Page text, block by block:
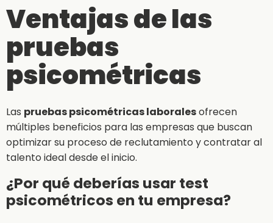
Ventajas de las
pruebas
psicométricas
Las pruebas psicométricas laboralesofrecen
múltiples beneficios para las empresas que buscan
optimizar su proceso de reclutamiento y contratar al
talento ideal desde el inicio.
¿Por qué deberías usar test
psicométricos en tu empresa?